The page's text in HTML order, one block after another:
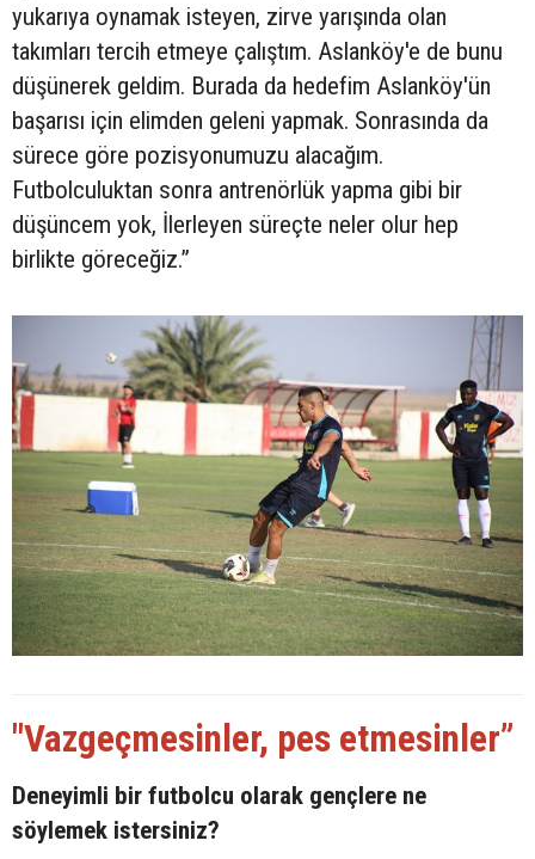
yukarıya oynamak isteyen, zirve yarışında olan
takımları tercih etmeye çalıştım. Aslanköy'e de bunu
düşünerek geldim. Burada da hedefim Aslanköy'ün
başarısı için elimden geleni yapmak. Sonrasında da
sürece göre pozisyonumuzu alacağım.
Futbolculuktan sonra antrenörlük yapma gibi bir
düşüncem yok, İlerleyen süreçte neler olur hep
birlikte göreceğiz.”
"Vazgeçmesinler, pes etmesinler”
Deneyimli bir futbolcu olarak gençlere ne
söylemek istersiniz?